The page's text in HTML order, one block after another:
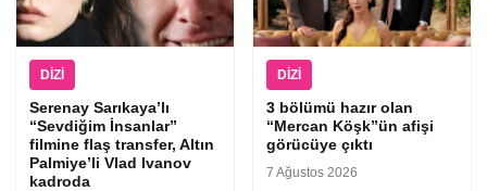
DIZI
Serenay Sarıkaya’lı
“Sevdiğim İnsanlar”
filmine flaş transfer, Altın
Palmiye’li Vlad Ivanov
kadroda
DIZI
3 bölümü hazır olan
“Mercan Köşk”ün afişi
görücüye çıktı
7 Ağustos 2026